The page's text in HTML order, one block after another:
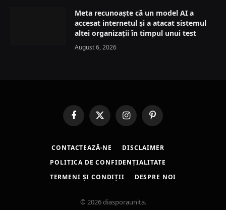
Meta recunoaște că un model AI a
accesat internetul și a atacat sistemul
altei organizații în timpul unui test
August 6, 2026
FacebookX
(Twitter)
InstagramPinterest
CONTACTEAZĂ-NE
DISCLAIMER
POLITICA DE CONFIDENȚIALITATE
TERMENI ȘI CONDIȚII
DESPRE NOI
© 2026 diasporaunita.